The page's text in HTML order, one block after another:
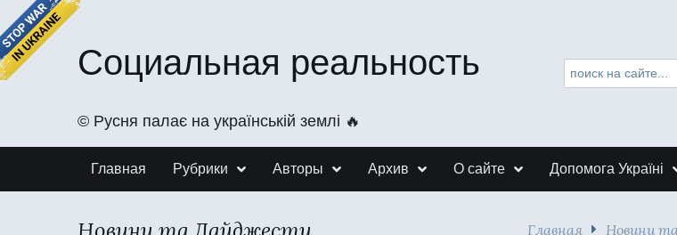
Социальная реальность
©️ Русня палає на українській землі 🔥
Главная Рубрики Авторы Архив О сайте Допомога Україні
Новини та Дайджести Главная Новини